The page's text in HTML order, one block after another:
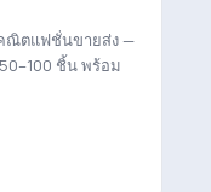
ณิตแฟชั่นขายส่ง —
ชิ้น พร้อม